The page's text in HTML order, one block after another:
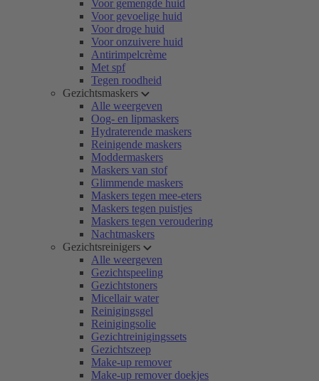
Voor gemengde huid
Voor gevoelige huid
Voor droge huid
Voor onzuivere huid
Antirimpelcrème
Met spf
Tegen roodheid
Gezichtsmaskers
Alle weergeven
Oog- en lipmaskers
Hydraterende maskers
Reinigende maskers
Moddermaskers
Maskers van stof
Glimmende maskers
Maskers tegen mee-eters
Maskers tegen puistjes
Maskers tegen veroudering
Nachtmaskers
Gezichtsreinigers
Alle weergeven
Gezichtspeeling
Gezichtstoners
Micellair water
Reinigingsgel
Reinigingsolie
Gezichtreinigingssets
Gezichtszeep
Make-up remover
Make-up remover doekjes